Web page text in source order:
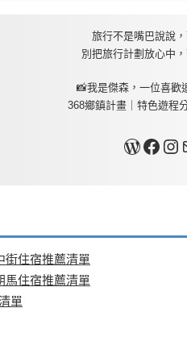
旅行不是嘴巴說說
別把旅行計劃放心中
📸我是傑森，一位喜歡
368鄉鎮計畫｜特色遊程
關於我Facebook InstagramMail
街住宿推薦清單
馬住宿推薦清單
單